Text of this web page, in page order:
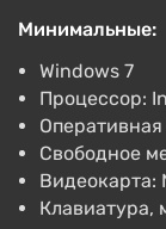
PC
Keysforgamers
Поддержка на
Journey (PS4)
501 ₽
-15% по
Boosted
Минимальные:
Windows 7
Процессор:
Свободное
Видеокарта:
Клавиатура,